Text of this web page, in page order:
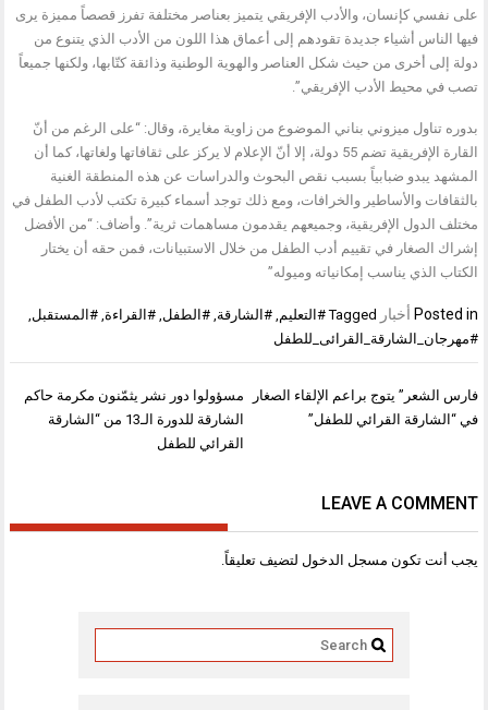
على نفسي كإنسان، والأدب الإفريقي يتميز بعناصر مختلفة تفرز قصصاً مميزة يرى
فيها الناس أشياء جديدة تقودهم إلى أعماق هذا اللون من الأدب الذي يتنوع من
دولة إلى أخرى من حيث شكل العناصر والهوية الوطنية وذائقة كتّابها، ولكنها جميعاً
تصب في محيط الأدب الإفريقي”.
بدوره تناول ميزوني بناني الموضوع من زاوية مغايرة، وقال: “على الرغم من أنّ
القارة الإفريقية تضم 55 دولة، إلا أنّ الإعلام لا يركز على ثقافاتها ولغاتها، كما أن
المشهد يبدو ضبابياً بسبب نقص البحوث والدراسات عن هذه المنطقة الغنية
بالثقافات والأساطير والخرافات، ومع ذلك توجد أسماء كبيرة تكتب لأدب الطفل في
مختلف الدول الإفريقية، وجميعهم يقدمون مساهمات ثرية”. وأضاف: “من الأفضل
إشراك الصغار في تقييم أدب الطفل من خلال الاستبيانات، فمن حقه أن يختار
الكتاب الذي يناسب إمكانياته وميوله”
Posted in أخبار Tagged #التعليم ,#الشارقة ,#الطفل ,#القراءة ,#المستقبل
#مهرجان_الشارقة_القرائى_للطفل
تصفّح
المقالات
مسؤولوا دور نشر يثمّنون مكرمة حاكم
الشارقة للدورة الـ13 من “الشارقة
القرائي للطفل
فارس الشعر” يتوج براعم الإلقاء الصغار
في “الشارقة القرائي للطفل”
LEAVE A COMMENT
يجب أنت تكون مسجل الدخول لتضيف تعليقاً.